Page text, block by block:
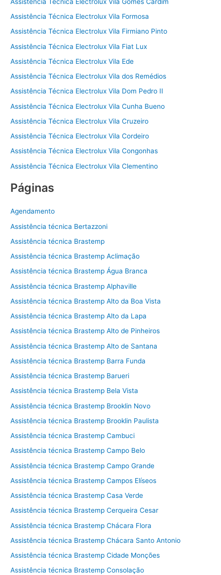
Assistência Técnica Electrolux Vila Formosa
Assistência Técnica Electrolux Vila Firmiano Pinto
Assistência Técnica Electrolux Vila Fiat Lux
Assistência Técnica Electrolux Vila Ede
Assistência Técnica Electrolux Vila dos Remédios
Assistência Técnica Electrolux Vila Dom Pedro II
Assistência Técnica Electrolux Vila Cunha Bueno
Assistência Técnica Electrolux Vila Cruzeiro
Assistência Técnica Electrolux Vila Cordeiro
Assistência Técnica Electrolux Vila Congonhas
Assistência Técnica Electrolux Vila Clementino
Páginas
Agendamento
Assistência técnica Bertazzoni
Assistência técnica Brastemp
Assistência técnica Brastemp Aclimação
Assistência técnica Brastemp Água Branca
Assistência técnica Brastemp Alphaville
Assistência técnica Brastemp Alto da Boa Vista
Assistência técnica Brastemp Alto da Lapa
Assistência técnica Brastemp Alto de Pinheiros
Assistência técnica Brastemp Alto de Santana
Assistência técnica Brastemp Barra Funda
Assistência técnica Brastemp Barueri
Assistência técnica Brastemp Bela Vista
Assistência técnica Brastemp Brooklin Novo
Assistência técnica Brastemp Brooklin Paulista
Assistência técnica Brastemp Cambuci
Assistência técnica Brastemp Campo Belo
Assistência técnica Brastemp Campo Grande
Assistência técnica Brastemp Campos Elíseos
Assistência técnica Brastemp Casa Verde
Assistência técnica Brastemp Cerqueira Cesar
Assistência técnica Brastemp Chácara Flora
Assistência técnica Brastemp Chácara Santo Antonio
Assistência técnica Brastemp Cidade Monções
Assistência técnica Brastemp Consolação